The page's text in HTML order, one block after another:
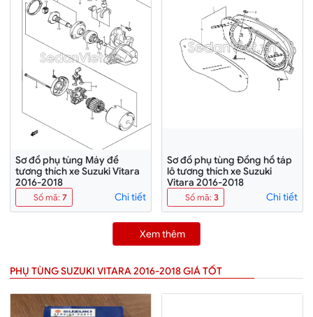
Sơ đồ phụ tùng Máy đề
tương thích xe Suzuki Vitara
2016-2018
Số mã:7 Chi tiết
Sơ đồ phụ tùng Đồng hồ táp
lô tương thích xe Suzuki
Vitara 2016-2018
Số mã:3 Chi tiết
Xem thêm
PHỤ TÙNG SUZUKI VITARA 2016-2018 GIÁ TỐT